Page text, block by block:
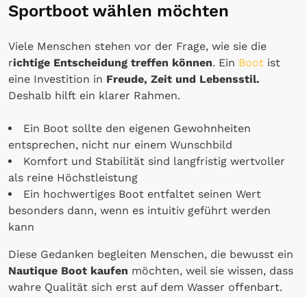
Sportboot wählen möchten
Viele Menschen stehen vor der Frage, wie sie die
richtige Entscheidung treffen können. Ein Boot ist
eine Investition in Freude, Zeit und Lebensstil.
Deshalb hilft ein klarer Rahmen.
Ein Boot sollte den eigenen Gewohnheiten
entsprechen, nicht nur einem Wunschbild
Komfort und Stabilität sind langfristig wertvoller
als reine Höchstleistung
Ein hochwertiges Boot entfaltet seinen Wert
besonders dann, wenn es intuitiv geführt werden
kann
Diese Gedanken begleiten Menschen, die bewusst ein
Nautique Boot kaufen möchten, weil sie wissen, dass
wahre Qualität sich erst auf dem Wasser offenbart.